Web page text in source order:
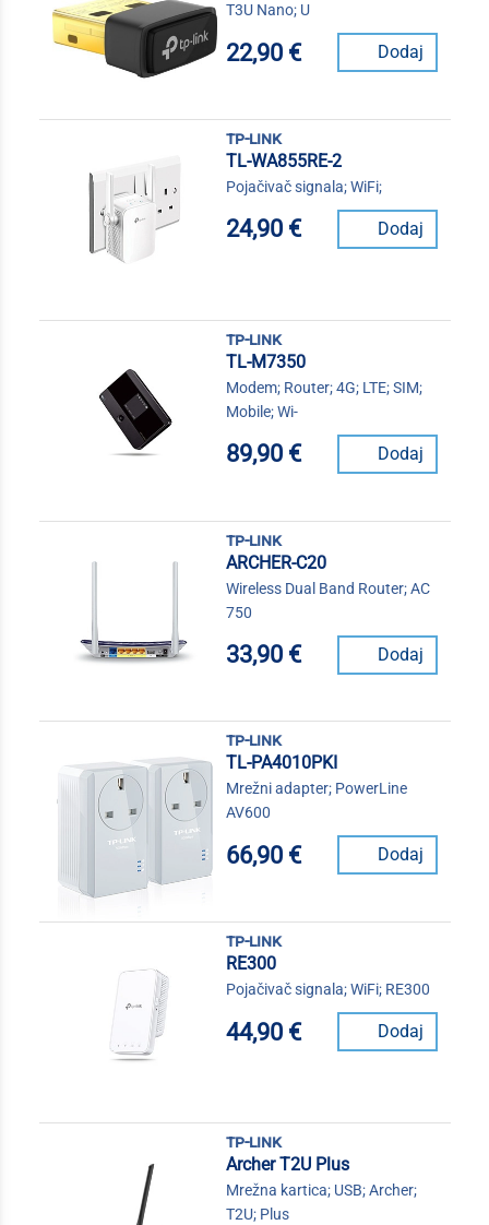
T3U Nano; U
22,90 € Dodaj
tp-link
TL-WA855RE-2
Pojačivač signala; WiFi;
24,90 € Dodaj
tp-link
TL-M7350
Modem; Router; 4G; LTE; SIM;
Mobile; Wi-
89,90 € Dodaj
tp-link
ARCHER-C20
Wireless Dual Band Router; AC
750
33,90 € Dodaj
tp-link
TL-PA4010PKI
Mrežni adapter; PowerLine
AV600
66,90 € Dodaj
tp-link
RE300
Pojačivač signala; WiFi; RE300
44,90 € Dodaj
tp-link
Archer T2U Plus
Mrežna kartica; USB; Archer;
T2U; Plus